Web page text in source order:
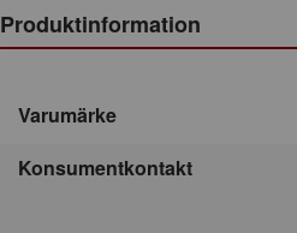
Produktinformation
Varumärke
Konsumentkontakt